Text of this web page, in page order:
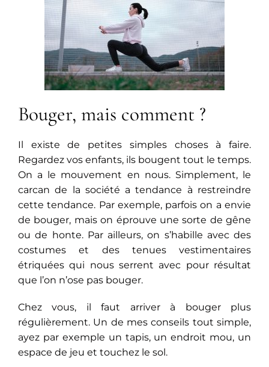
Bouger, mais comment ?
Il existe de petites simples choses à faire.
Regardez vos enfants, ils bougent tout le temps.
On a le mouvement en nous. Simplement, le
carcan de la société a tendance à restreindre
cette tendance. Par exemple, parfois on a envie
de bouger, mais on éprouve une sorte de gêne
ou de honte. Par ailleurs, on s’habille avec des
costumes et des tenues vestimentaires
étriquées qui nous serrent avec pour résultat
que l’on n’ose pas bouger.
Chez vous, il faut arriver à bouger plus
régulièrement. Un de mes conseils tout simple,
ayez par exemple un tapis, un endroit mou, un
espace de jeu et touchez le sol.